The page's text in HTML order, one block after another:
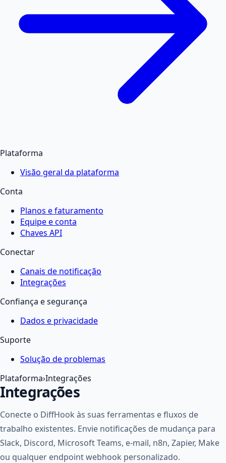
Plataforma
Visão geral da plataforma
Conta
Planos e faturamento
Equipe e conta
Chaves API
Conectar
Canais de notificação
Integrações
Confiança e segurança
Dados e privacidade
Suporte
Solução de problemas
Plataforma›Integrações
Integrações
Conecte o DiffHook às suas ferramentas e fluxos de
trabalho existentes. Envie notificações de mudança para
Slack, Discord, Microsoft Teams, e-mail, n8n, Zapier, Make
ou qualquer endpoint webhook personalizado.